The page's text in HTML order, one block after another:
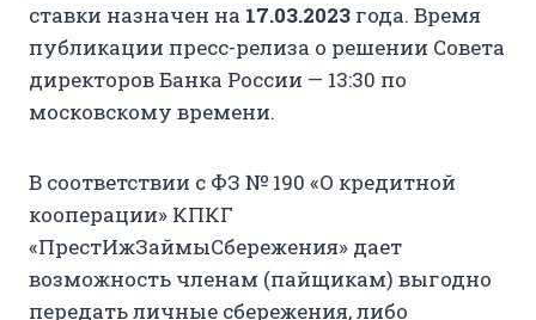
ставки назначен на 17.03.2023 года. Время
публикации пресс-релиза о решении Совета
директоров Банка России — 13:30 по
московскому времени.
В соответствии с ФЗ № 190 «О кредитной
кооперации» КПКГ
«ПрестИжЗаймыСбережения» дает
возможность членам (пайщикам) выгодно
передать личные сбережения, либо